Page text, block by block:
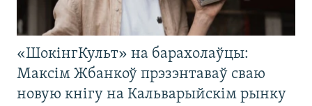
«ШокінгКульт» на барахолаўцы:
Максім Жбанкоў прэзэнтаваў сваю
новую кнігу на Кальварыйскім рынку